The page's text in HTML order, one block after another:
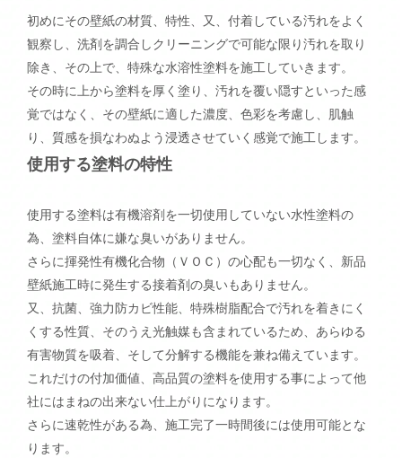
初めにその壁紙の材質、特性、又、付着している汚れをよく
観察し、洗剤を調合しクリーニングで可能な限り汚れを取り
除き、その上で、特殊な水溶性塗料を施工していきます。
その時に上から塗料を厚く塗り、汚れを覆い隠すといった感
覚ではなく、その壁紙に適した濃度、色彩を考慮し、肌触
り、質感を損なわぬよう浸透させていく感覚で施工します。
使用する塗料の特性
使用する塗料は有機溶剤を一切使用していない水性塗料の
為、塗料自体に嫌な臭いがありません。
さらに揮発性有機化合物（ＶＯＣ）の心配も一切なく、新品
壁紙施工時に発生する接着剤の臭いもありません。
又、抗菌、強力防カビ性能、特殊樹脂配合で汚れを着きにく
くする性質、そのうえ光触媒も含まれているため、あらゆる
有害物質を吸着、そして分解する機能を兼ね備えています。
これだけの付加価値、高品質の塗料を使用する事によって他
社にはまねの出来ない仕上がりになります。
さらに速乾性がある為、施工完了一時間後には使用可能とな
ります。